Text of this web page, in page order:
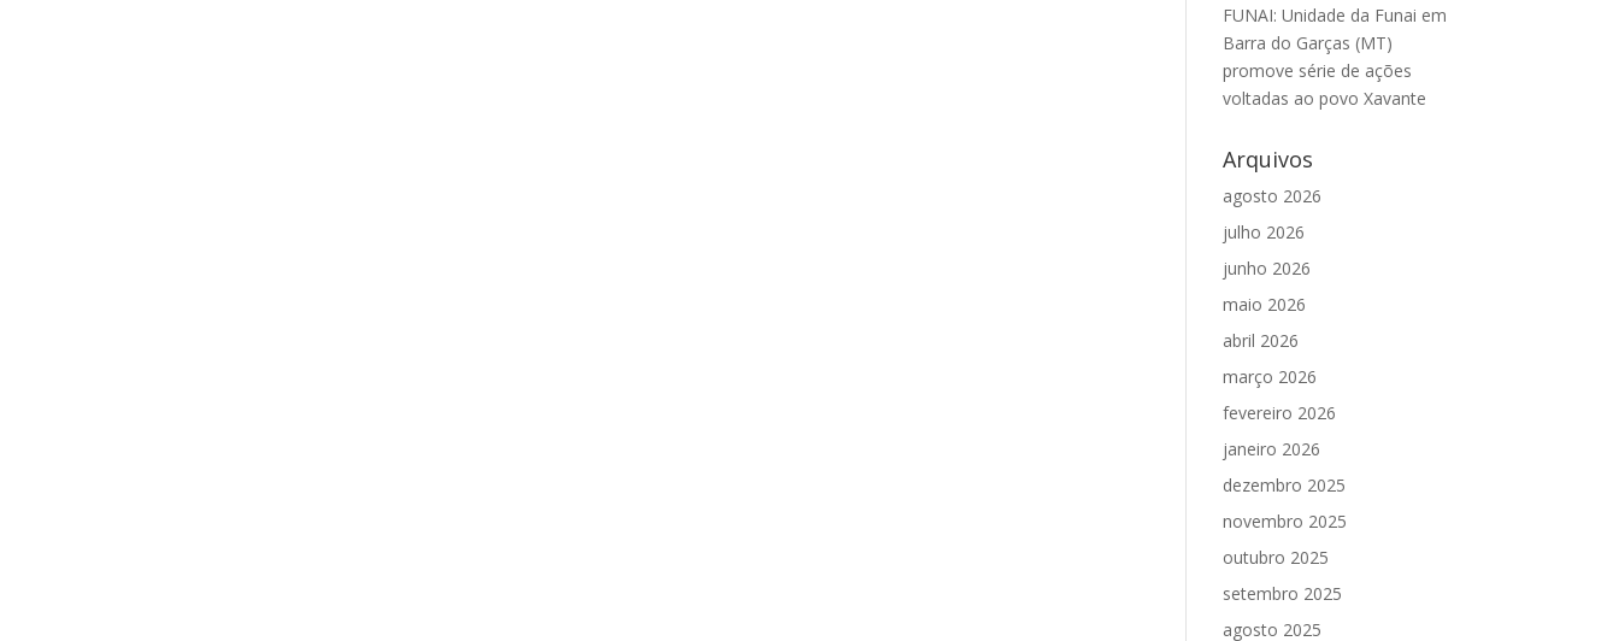
FUNAI: Unidade da Funai em
Barra do Garças (MT)
promove série de ações
voltadas ao povo Xavante
Arquivos
agosto 2026
julho 2026
junho 2026
maio 2026
abril 2026
março 2026
fevereiro 2026
janeiro 2026
dezembro 2025
novembro 2025
outubro 2025
setembro 2025
agosto 2025